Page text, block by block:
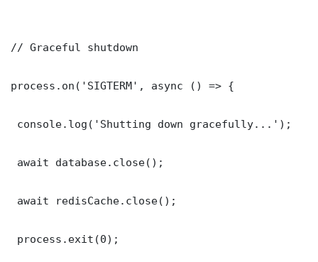
// Graceful shutdown
process.on('SIGTERM', async () => {
console.log('Shutting down gracefully...');
await database.close();
await redisCache.close();
process.exit(0);